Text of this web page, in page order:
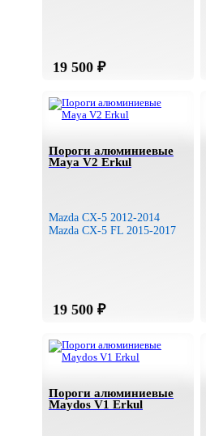
CX-5 2017-
➤ Mazda
Пороги алюминиевые
Maya V2 Erkul
Mazda CX-5 2012-2014
Mazda CX-5 FL 2015-2017
Пороги алюминиевые
Maydos V1 Erkul